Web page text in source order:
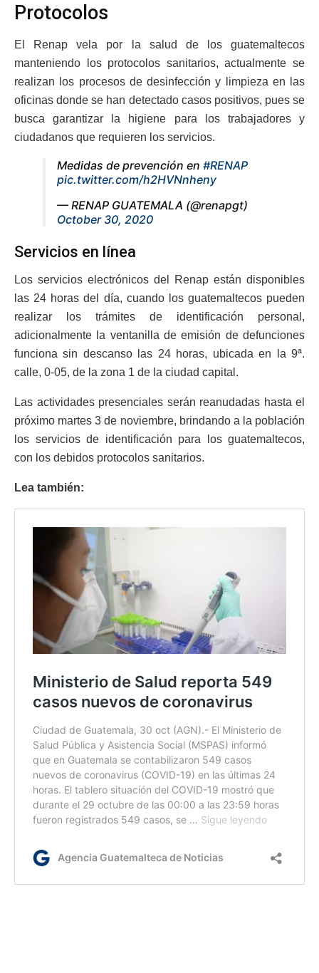
Protocolos
El Renap vela por la salud de los guatemaltecos
manteniendo los protocolos sanitarios, actualmente se
realizan los procesos de desinfección y limpieza en las
oficinas donde se han detectado casos positivos, pues se
busca garantizar la higiene para los trabajadores y
ciudadanos que requieren los servicios.
Medidas de prevención en #RENAP
pic.twitter.com/h2HVNnheny
— RENAP GUATEMALA (@renapgt)
October 30, 2020
Servicios en línea
Los servicios electrónicos del Renap están disponibles
las 24 horas del día, cuando los guatemaltecos pueden
realizar los trámites de identificación personal,
adicionalmente la ventanilla de emisión de defunciones
funciona sin descanso las 24 horas, ubicada en la 9ª.
calle, 0-05, de la zona 1 de la ciudad capital.
Las actividades presenciales serán reanudadas hasta el
próximo martes 3 de noviembre, brindando a la población
los servicios de identificación para los guatemaltecos,
con los debidos protocolos sanitarios.
Lea también: